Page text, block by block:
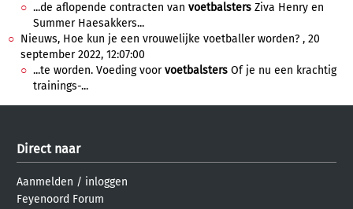
...de aflopende contracten van voetbalsters Ziva Henry en
Summer Haesakkers...
Nieuws, Hoe kun je een vrouwelijke voetballer worden? , 20
september 2022, 12:07:00
...te worden. Voeding voorvoetbalsters Of je nu een krachtig
trainings-...
Direct naar
Aanmelden / inloggen
Feyenoord Forum